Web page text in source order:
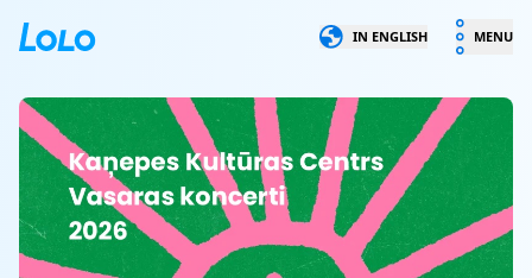
LOLO IN ENGLISH MENU